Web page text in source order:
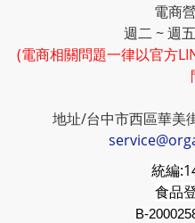
電商
週二 ~ 週
(電商相關問題一律以官方
地址/台中市西區華美
統編:
食品
B-